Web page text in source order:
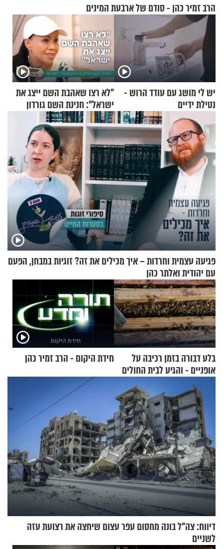
הרב זמיר כהן - סודם של ארבעת המינים
יש לי מושג עם עודד הרוש -
נטילת ידיים
"לא רצו שאהבת השם ייצג את
ישראל": חנינת השם גורדון
בריאיון מעורר השראה
פגיעה עצמית וחרדות – איך מכילים את זה? זוגיות במבחן, הפעם
עם יהודית ואלתר כהן
בלע דבורה בזמן רכיבה על
אופניים - והגיע לבית החולים
במצב מסכן חיים
חידת היקום - הרב זמיר כהן
דיווח: צה"ל בונה מחסום עפר עצום שיחצה את רצועת עזה
לשניים